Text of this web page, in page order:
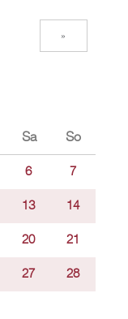
»
Sa So
6 7
13 14
20 21
27 28